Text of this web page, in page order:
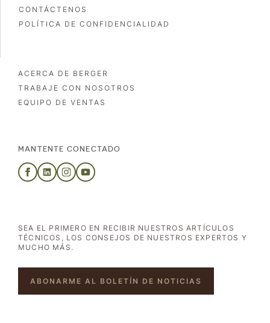
CONTÁCTENOS
POLÍTICA DE CONFIDENCIALIDAD
ACERCA DE BERGER
TRABAJE CON NOSOTROS
EQUIPO DE VENTAS
MANTENTE CONECTADO
SEA EL PRIMERO EN RECIBIR NUESTROS ARTÍCULOS
TÉCNICOS, LOS CONSEJOS DE NUESTROS EXPERTOS Y
MUCHO MÁS.
ABONARME AL BOLETÍN DE NOTICIAS